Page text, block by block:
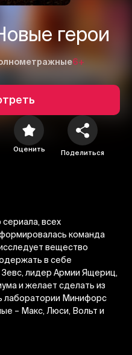
герои
6+
Оценить Поделиться
сериала, всех
команда
вещество
в себе
лидер Армии Ящериц,
и желает сделать из
лаборатории Минифорс
– Макс, Люси, Вольт и